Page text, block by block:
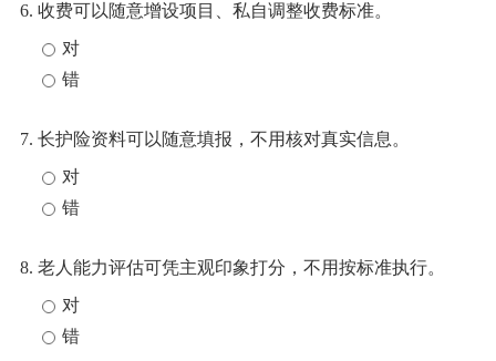
6. 收费可以随意增设项目、私自调整收费标准。
对
错
7. 长护险资料可以随意填报，不用核对真实信息。
对
错
8. 老人能力评估可凭主观印象打分，不用按标准执行。
对
错